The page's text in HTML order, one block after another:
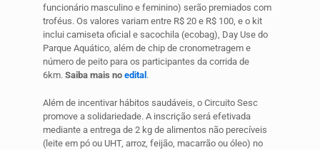
funcionário masculino e feminino) serão premiados com
troféus. Os valores variam entre R$ 20 e R$ 100, e o kit
inclui camiseta oficial e sacochila (ecobag), Day Use do
Parque Aquático, além de chip de cronometragem e
número de peito para os participantes da corrida de
6km. Saiba mais no edital.
Além de incentivar hábitos saudáveis, o Circuito Sesc
promove a solidariedade. A inscrição será efetivada
mediante a entrega de 2 kg de alimentos não perecíveis
(leite em pó ou UHT, arroz, feijão, macarrão ou óleo) no